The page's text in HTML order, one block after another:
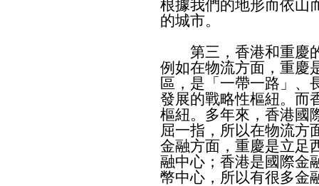
根據我們的地形而依山
的城市。
第三，香港和重慶的
例如在物流方面，重慶
區，是「一帶一路」、
發展的戰略性樞紐。而
樞紐。多年來，香港國
屈一指，所以在物流方
金融方面，重慶是立足
融中心；香港是國際金
幣中心，所以有很多金